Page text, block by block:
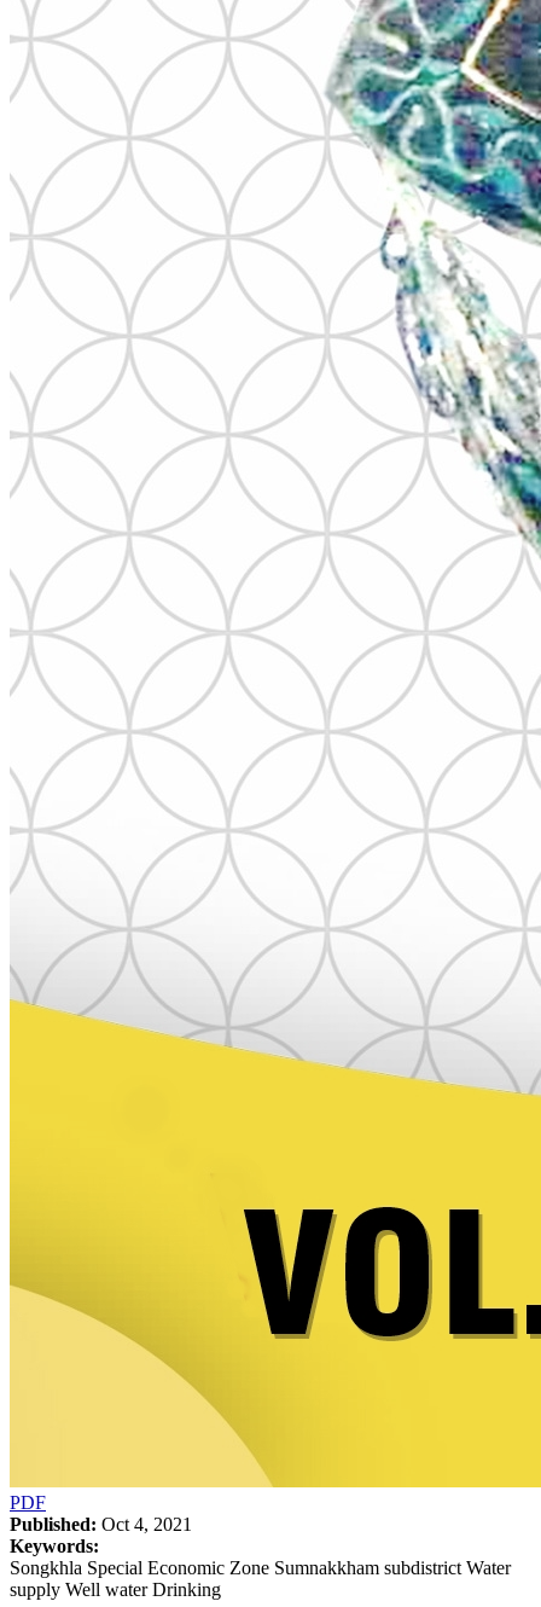
PDF
Published: Oct 4, 2021
Keywords:
Songkhla Special Economic Zone Sumnakkham subdistrict Water
supply Well water Drinking